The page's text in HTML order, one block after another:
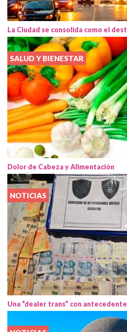
La Ciudad se consolida como el
SALUD Y BIENESTAR
Dolor de Cabeza y Alimentación
NOTICIAS
Una “dealer trans” con